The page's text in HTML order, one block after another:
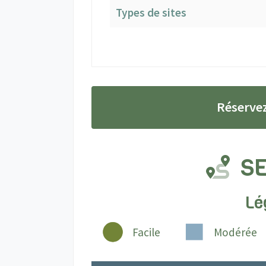
Types de sites
Facile Modérée